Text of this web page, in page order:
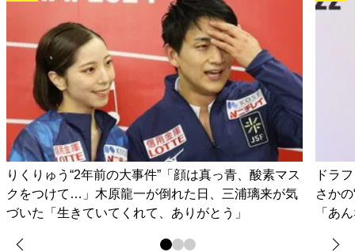
りくりゅう“2年前の大事件”「顔は真っ青、酸素マス
クをつけて…」木原龍一が倒れた日、三浦璃来が気
づいた「生きていてくれて、ありがとう」
ドラ
さか
「あ